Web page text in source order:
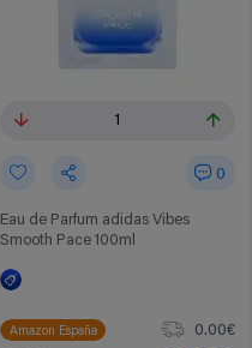
1
0
Eau de Parfum adidas Vibes
Smooth Pace 100ml
Amazon España
0.00€